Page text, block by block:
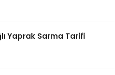
Yaprak Sarma Tarifi